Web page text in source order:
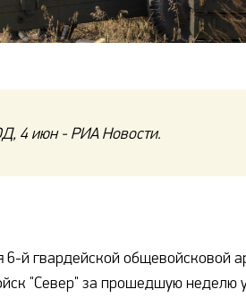
4 июн - РИА Новости.
6-й гвардейской общевойсковой
"Север" за прошедшую неделю